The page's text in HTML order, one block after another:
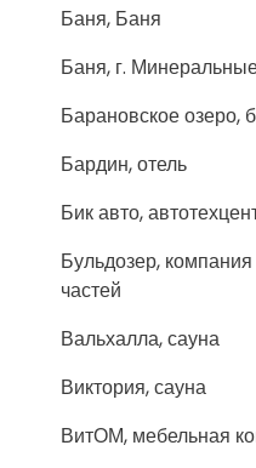
Баня, Баня
Баня, г.
Барановское озеро,
Бардин, отель
Бик авто,
Бульдозер,
частей
Вальхалла, сауна
Виктория, сауна
ВитОМ, мебельная